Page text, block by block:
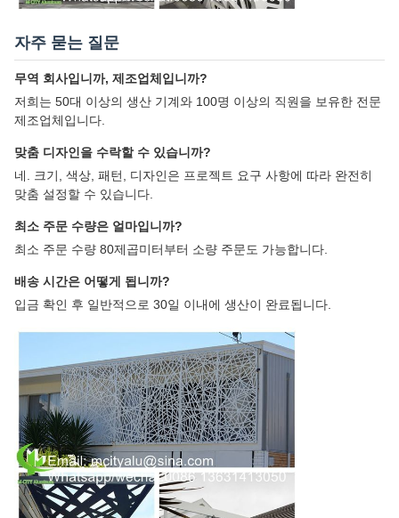
자주 묻는 질문
무역 회사입니까, 제조업체입니까?
저희는 50대 이상의 생산 기계와 100명 이상의 직원을 보유한 전문
제조업체입니다.
맞춤 디자인을 수락할 수 있습니까?
네. 크기, 색상, 패턴, 디자인은 프로젝트 요구 사항에 따라 완전히
맞춤 설정할 수 있습니다.
최소 주문 수량은 얼마입니까?
최소 주문 수량 80제곱미터부터 소량 주문도 가능합니다.
배송 시간은 어떻게 됩니까?
입금 확인 후 일반적으로 30일 이내에 생산이 완료됩니다.